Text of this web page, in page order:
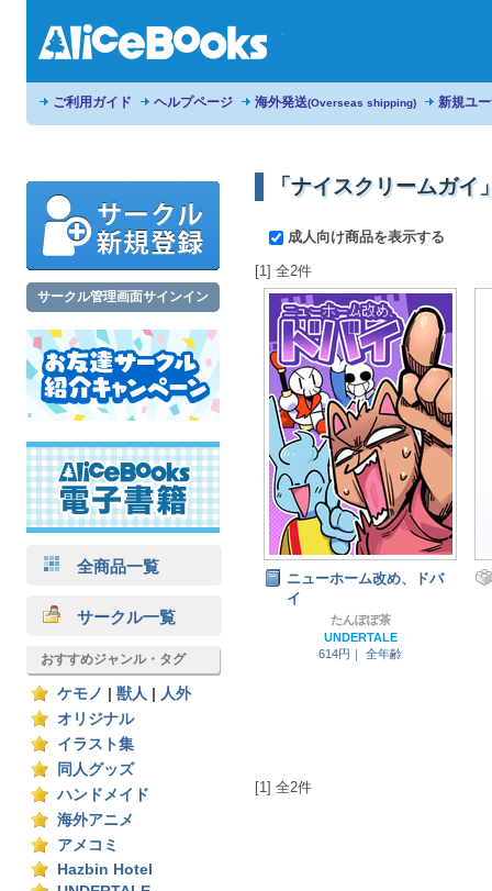
ご利用ガイド ヘルプページ 海外発送(Overseas shipping) 新規ユ
サークル管理画面サインイン
全商品一覧
サークル一覧
おすすめジャンル・タグ
ケモノ 獣人
人外
オリジナル
イラスト集
同人グッズ
ハンドメイド
海外アニメ
アメコミ
Hazbin Hotel
「ナイスクリームガイ
成人向け商品を表示する
[1] 全2件
ニューホーム改め、ドバ
イ
たんぽぽ茶
UNDERTALE
614円｜
全年齢
[1] 全2件